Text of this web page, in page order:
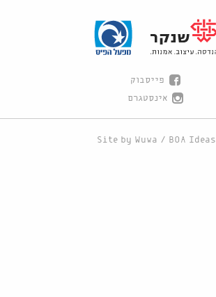
פייסבוק
אינסטגרם
Site by Wuwa / BOA Ideas